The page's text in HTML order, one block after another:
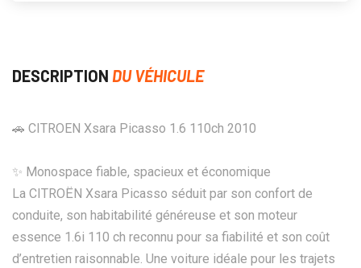
DESCRIPTION DU VÉHICULE
🚗 CITROEN Xsara Picasso 1.6 110ch 2010
✨ Monospace fiable, spacieux et économique
La CITROËN Xsara Picasso séduit par son confort de
conduite, son habitabilité généreuse et son moteur
essence 1.6i 110 ch reconnu pour sa fiabilité et son coût
d’entretien raisonnable. Une voiture idéale pour les trajets